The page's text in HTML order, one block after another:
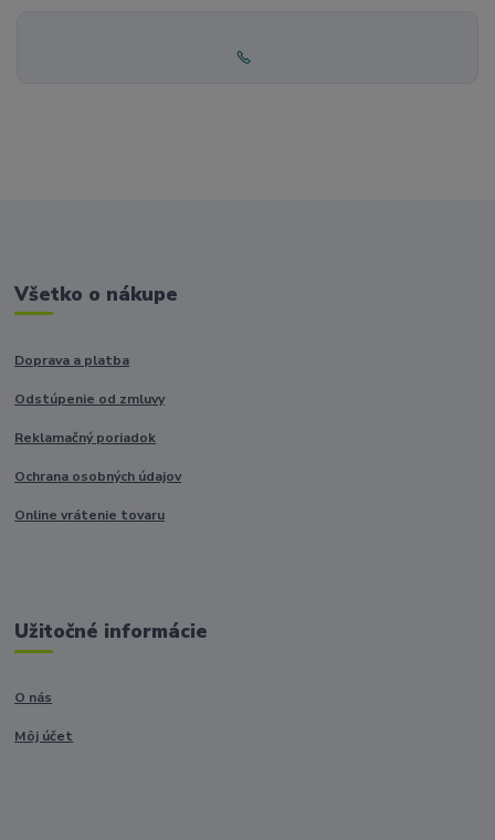
Všetko o nákupe
Doprava a platba
Odstúpenie od zmluvy
Reklamačný poriadok
Ochrana osobných údajov
Online vrátenie tovaru
Užitočné informácie
O nás
Môj účet